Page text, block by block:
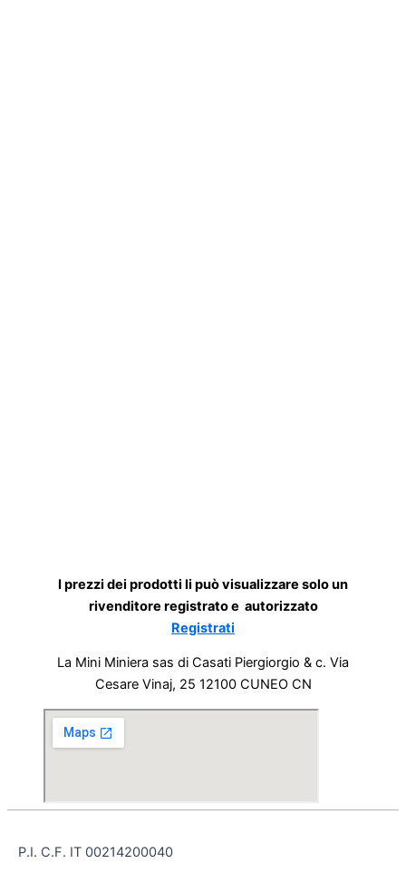
I prezzi dei prodotti li può visualizzare solo un
rivenditore registrato e autorizzato
Registrati
La Mini Miniera sas di Casati Piergiorgio & c. Via
Cesare Vinaj, 25 12100 CUNEO CN
P.I. C.F. IT 00214200040